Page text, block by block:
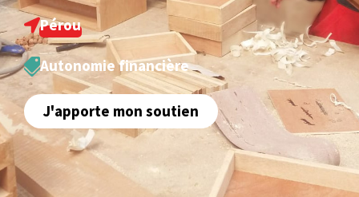
Pérou
Autonomie financière
J'apporte mon soutien